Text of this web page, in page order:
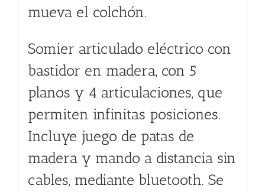
mueva el colchón.
Somier articulado eléctrico con
bastidor en madera, con 5
planos y 4 articulaciones, que
permiten infinitas posiciones.
Incluye juego de patas de
madera y mando a distancia sin
cables, mediante bluetooth. Se